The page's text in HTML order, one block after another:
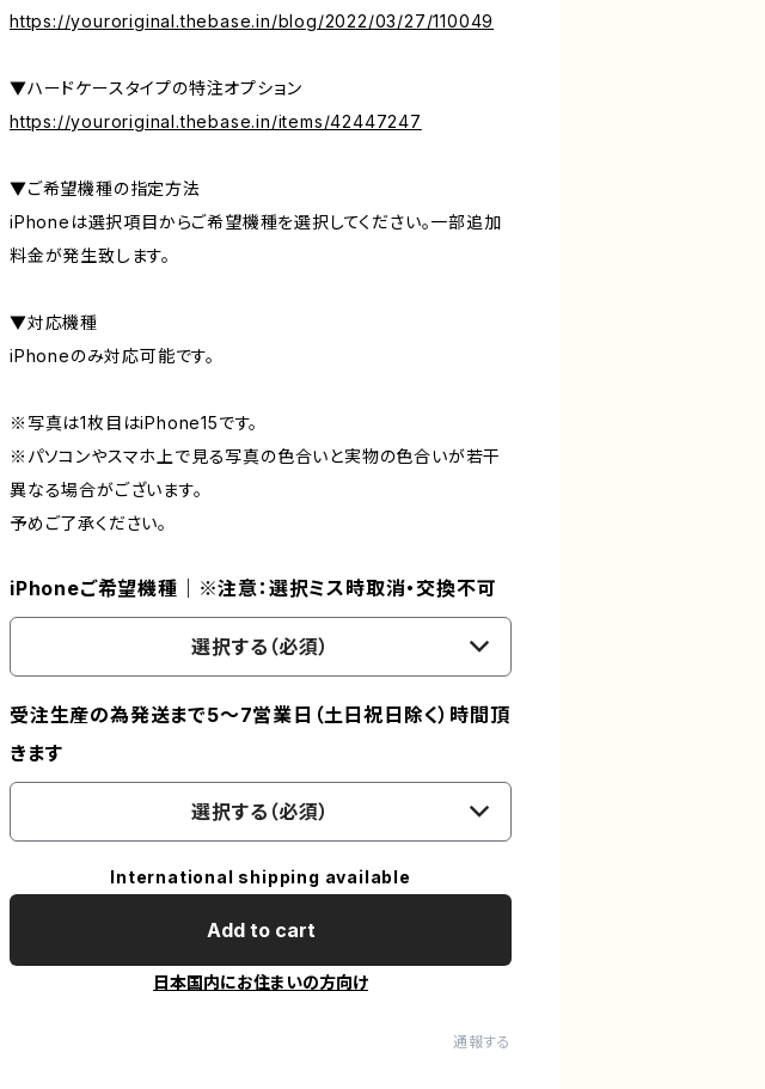
https://youroriginal.thebase.in/blog/2022/03/27/110049
▼ハードケースタイプの特注オプション
https://youroriginal.thebase.in/items/42447247
▼ご希望機種の指定方法
iPhoneは選択項目からご希望機種を選択してください。一部追加
料金が発生致します。
▼対応機種
iPhoneのみ対応可能です。
※写真は1枚目はiPhone15です。
※パソコンやスマホ上で見る写真の色合いと実物の色合いが若干
異なる場合がございます。
予めご了承ください。
iPhoneご希望機種｜※注意：選択ミス時取消・交換不可
選択する（必須）
受注生産の為発送まで5～7営業日（土日祝日除く）時間頂
きます
選択する（必須）
International shipping available
Add to cart
日本国内にお住まいの方向け
通報する